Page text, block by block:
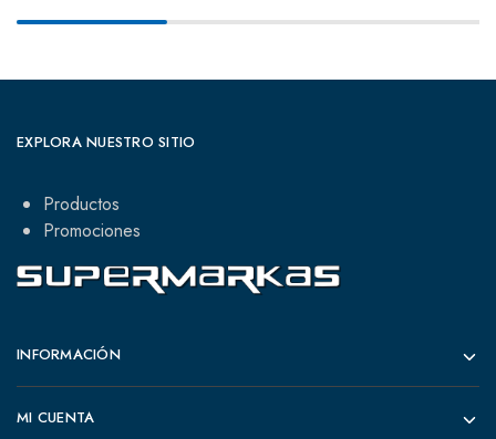
EXPLORA NUESTRO SITIO
Productos
Promociones
INFORMACIÓN
MI CUENTA